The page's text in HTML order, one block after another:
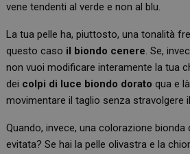
vene tendenti al verde e non al blu.
La tua pelle ha, piuttosto, una tonalità
questo caso il biondo cenere. Se,
non vuoi modificare interamente la tua
dei colpi di luce biondo dorato qua e
movimentare il taglio senza stravolgere
Quando, invece, una colorazione
evitata? Se hai la pelle olivastra e la